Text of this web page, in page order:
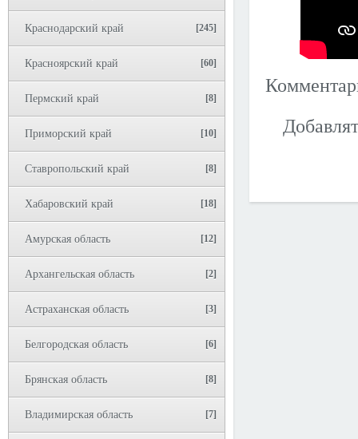
Краснодарский край [245]
Красноярский край [60]
Пермский край [8]
Приморский край [10]
Ставропольский край [8]
Хабаровский край [18]
Амурская область [12]
Архангельская область [2]
Астраханская область [3]
Белгородская область [6]
Брянская область [8]
Владимирская область [7]